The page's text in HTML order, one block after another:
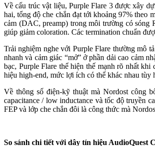
Về cấu trúc vật liệu, Purple Flare 3 được xây
hai, tổng độ che chắn đạt tới khoảng 97% theo
cảm (DAC, preamp) trong môi trường có sóng
giúp giảm coloration. Các termination chuẩn
Trải nghiệm nghe với Purple Flare thường mô
nhanh và cảm giác “mở” ở phần dải cao cảm
bạc, Purple Flare thể hiện thế mạnh rõ nhất
hiệu high-end, mức lợi ích có thể khác nhau
Về thông số điện-kỹ thuật mà Nordost công
capacitance / low inductance và tốc độ truyền
FEP và lớp che chắn đôi là công thức mà
So sánh chi tiết với dây tín hiệu AudioQuest